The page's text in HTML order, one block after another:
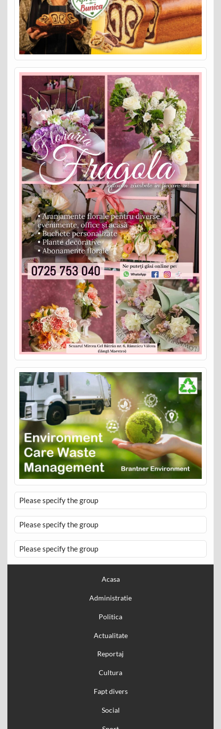
Please specify the group
Please specify the group
Please specify the group
Acasa
Administratie
Politica
Actualitate
Reportaj
Cultura
Fapt divers
Social